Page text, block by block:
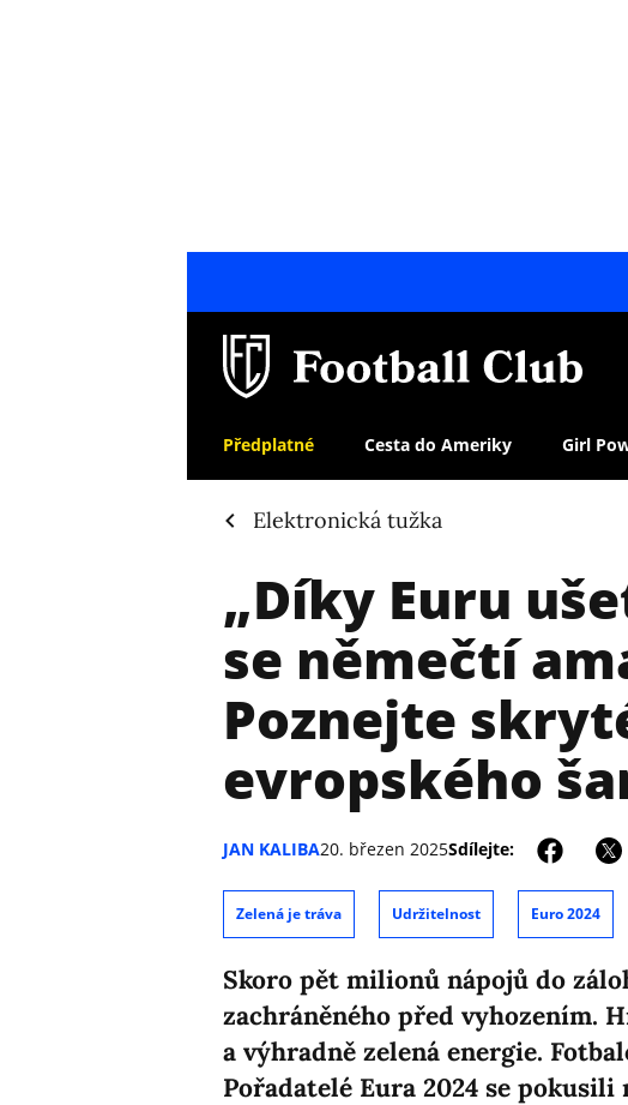
Předplatné Cesta do Ameriky Girl
Elektronická tužka
„Díky Euru
se němečtí
Poznejte
evropského
JAN KALIBA20. březen 2025Sdílejte:
Zelená je tráva Udržitelnost Euro 2024
Skoro pět milionů nápojů do
zachráněného před vyhozením.
a výhradně zelená energie.
Pořadatelé Eura 2024 se